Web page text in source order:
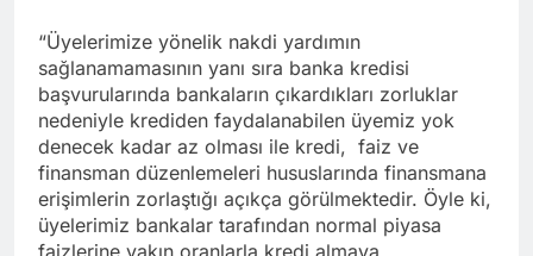
“Üyelerimize yönelik nakdi yardımın
sağlanamamasının yanı sıra banka kredisi
başvurularında bankaların çıkardıkları zorluklar
nedeniyle krediden faydalanabilen üyemiz yok
denecek kadar az olması ile kredi, faiz ve
finansman düzenlemeleri hususlarında finansmana
erişimlerin zorlaştığı açıkça görülmektedir. Öyle ki,
üyelerimiz bankalar tarafından normal piyasa
faizlerine yakın oranlarla kredi almaya